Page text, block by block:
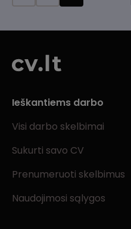
Ieškantiems darbo
Visi darbo skelbimai
Sukurti savo CV
Prenumeruoti skelbimus
Naudojimosi sąlygos